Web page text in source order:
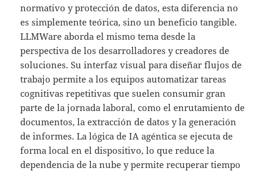
normativo y protección de datos, esta diferencia no
es simplemente teórica, sino un beneficio tangible.
LLMWare aborda el mismo tema desde la
perspectiva de los desarrolladores y creadores de
soluciones. Su interfaz visual para diseñar flujos de
trabajo permite a los equipos automatizar tareas
cognitivas repetitivas que suelen consumir gran
parte de la jornada laboral, como el enrutamiento de
documentos, la extracción de datos y la generación
de informes. La lógica de IA agéntica se ejecuta de
forma local en el dispositivo, lo que reduce la
dependencia de la nube y permite recuperar tiempo